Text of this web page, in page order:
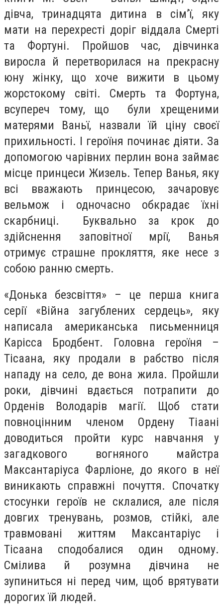
дівча, тринадцята дитина в сім’ї, яку
мати на перехресті доріг віддала Смерті
та Фортуні. Пройшов час, дівчинка
виросла й перетворилася на прекрасну
юну жінку, що хоче вижити в цьому
жорстокому світі. Смерть та Фортуна,
всупереч тому, що були хрещеними
матерями Ваньї, назвали їй ціну своєї
прихильності. І героїня починає діяти. За
допомогою чарівних перлин вона займає
місце принцеси Жизель. Тепер Ванья, яку
всі вважають принцесою, зачаровує
вельмож і одночасно обкрадає їхні
скарбниці. Буквально за крок до
здійснення заповітної мрії, Ванья
отримує страшне прокляття, яке несе з
собою ранню смерть.
«Донька безсвіття» – це перша книга
серії «Війна загублених сердець», яку
написала американська письменниця
Карісса Бродбент. Головна героїня –
Тісаана, яку продали в рабство після
нападу на село, де вона жила. Пройшли
роки, дівчині вдається потрапити до
Орденів Володарів магії. Щоб стати
повноцінним членом Ордену Тіаані
доводиться пройти курс навчання у
загадкового вогняного майстра
Максантаріуса Фарліоне, до якого в неї
виникають справжні почуття. Спочатку
стосунки героїв не склалися, але після
довгих тренувань, розмов, стійкі, але
травмовані життям Максантаріус і
Тісаана сподобалися один одному.
Смілива й розумна дівчина не
зупиниться ні перед чим, щоб врятувати
дорогих їй людей.